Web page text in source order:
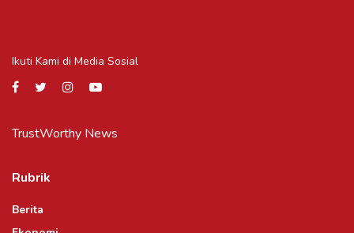
Ikuti Kami di Media Sosial
TrustWorthy News
Rubrik
Berita